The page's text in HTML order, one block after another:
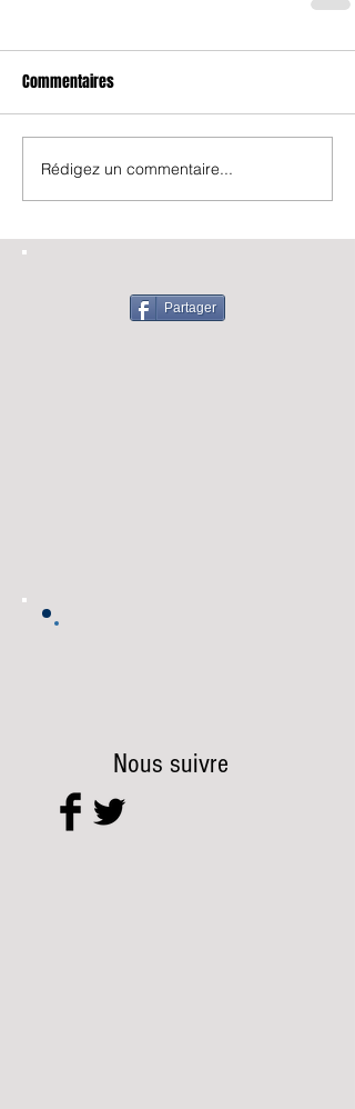
Commentaires
Rédigez un commentaire...
Partager
Nous suivre